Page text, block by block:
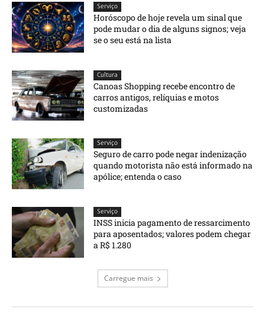
Serviço
Horóscopo de hoje revela um sinal que
pode mudar o dia de alguns signos; veja
se o seu está na lista
Cultura
Canoas Shopping recebe encontro de
carros antigos, relíquias e motos
customizadas
Serviço
Seguro de carro pode negar indenização
quando motorista não está informado na
apólice; entenda o caso
Serviço
INSS inicia pagamento de ressarcimento
para aposentados; valores podem chegar
a R$ 1.280
Carregue mais